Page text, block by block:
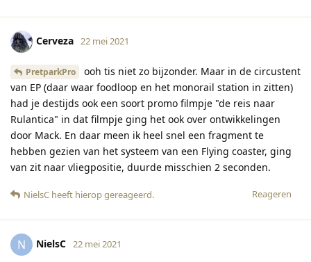
Cerveza 22 mei 2021
PretparkPro
ooh tis niet zo bijzonder. Maar in de circustent
van EP (daar waar foodloop en het monorail station in zitten)
had je destijds ook een soort promo filmpje "de reis naar
Rulantica" in dat filmpje ging het ook over ontwikkelingen
door Mack. En daar meen ik heel snel een fragment te
hebben gezien van het systeem van een Flying coaster, ging
van zit naar vliegpositie, duurde misschien 2 seconden.
Reageren
NielsC heeft hierop gereageerd.
N NielsC 22 mei 2021